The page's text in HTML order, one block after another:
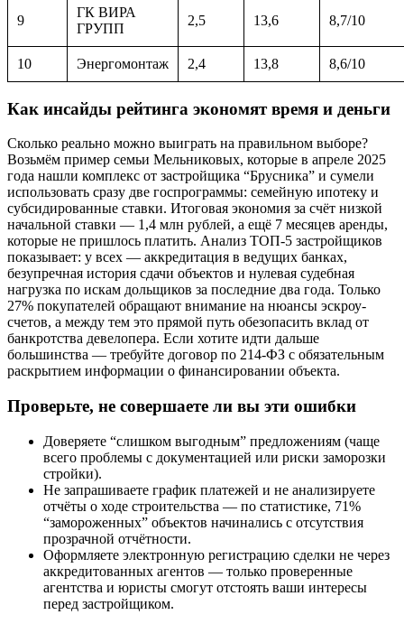
9
ГК ВИРА
ГРУПП
2,5 13,6 8,7/10
10 Энергомонтаж 2,4 13,8 8,6/10
Как инсайды рейтинга экономят время и деньги
Сколько реально можно выиграть на правильном выборе?
Возьмём пример семьи Мельниковых, которые в апреле 2025
года нашли комплекс от застройщика “Брусника” и сумели
использовать сразу две госпрограммы: семейную ипотеку и
субсидированные ставки. Итоговая экономия за счёт низкой
начальной ставки — 1,4 млн рублей, а ещё 7 месяцев аренды,
которые не пришлось платить. Анализ ТОП-5 застройщиков
показывает: у всех — аккредитация в ведущих банках,
безупречная история сдачи объектов и нулевая судебная
нагрузка по искам дольщиков за последние два года. Только
27% покупателей обращают внимание на нюансы эскроу-
счетов, а между тем это прямой путь обезопасить вклад от
банкротства девелопера. Если хотите идти дальше
большинства — требуйте договор по 214-ФЗ с обязательным
раскрытием информации о финансировании объекта.
Проверьте, не совершаете ли вы эти ошибки
Доверяете “слишком выгодным” предложениям (чаще
всего проблемы с документацией или риски заморозки
стройки).
Не запрашиваете график платежей и не анализируете
отчёты о ходе строительства — по статистике, 71%
“замороженных” объектов начинались с отсутствия
прозрачной отчётности.
Оформляете электронную регистрацию сделки не через
аккредитованных агентов — только проверенные
агентства и юристы смогут отстоять ваши интересы
перед застройщиком.